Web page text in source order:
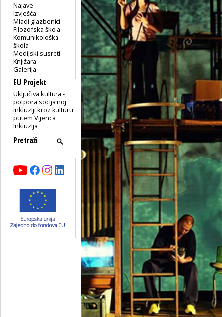
Najave
Izvješća
Mladi glazbenici
Filozofska škola
Komunikološka
škola
Medijski susreti
Knjižara
Galerija
EU Projekt
Uključiva kultura -
potpora socijalnoj
inkluziji kroz kulturu
putem Vijenca
Inkluzija